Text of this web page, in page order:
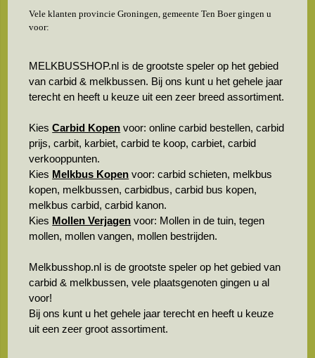
Vele klanten provincie Groningen, gemeente Ten Boer gingen u
voor:
MELKBUSSHOP.nl is de grootste speler op het gebied
van carbid & melkbussen. Bij ons kunt u het gehele jaar
terecht en heeft u keuze uit een zeer breed assortiment.
KiesCarbid Kopen voor: online carbid bestellen, carbid
prijs, carbit, karbiet, carbid te koop, carbiet, carbid
verkooppunten.
Kies Melkbus Kopen voor: carbid schieten, melkbus
kopen, melkbussen, carbidbus, carbid bus kopen,
melkbus carbid, carbid kanon.
Kies Mollen Verjagen voor: Mollen in de tuin, tegen
mollen, mollen vangen, mollen bestrijden.
Melkbusshop.nl is de grootste speler op het gebied van
carbid & melkbussen, vele plaatsgenoten gingen u al
voor!
Bij ons kunt u het gehele jaar terecht en heeft u keuze
uit een zeer groot assortiment.